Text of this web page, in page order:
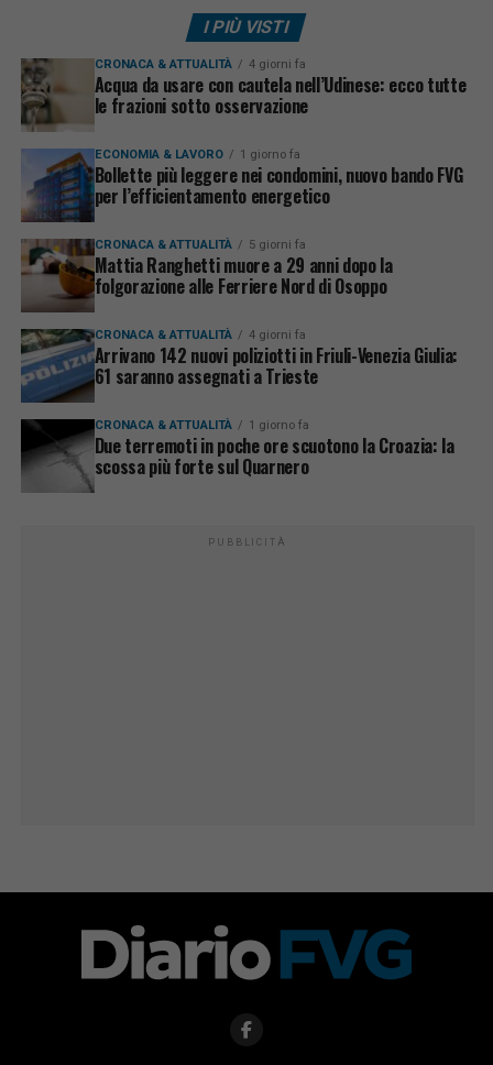
I PIÙ VISTI
CRONACA & ATTUALITÀ 4 giorni fa
Acqua da usare con cautela nell’Udinese: ecco tutte
le frazioni sotto osservazione
ECONOMIA & LAVORO 1 giorno fa
Bollette più leggere nei condomini, nuovo bando FVG
per l’efficientamento energetico
CRONACA & ATTUALITÀ 5 giorni fa
Mattia Ranghetti muore a 29 anni dopo la
folgorazione alle Ferriere Nord di Osoppo
CRONACA & ATTUALITÀ 4 giorni fa
Arrivano 142 nuovi poliziotti in Friuli-Venezia Giulia:
61 saranno assegnati a Trieste
CRONACA & ATTUALITÀ 1 giorno fa
Due terremoti in poche ore scuotono la Croazia: la
scossa più forte sul Quarnero
PUBBLICITÀ